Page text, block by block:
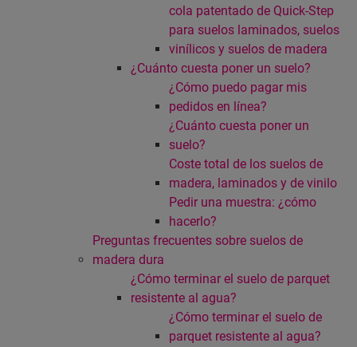
cola patentado de Quick-Step
para suelos laminados, suelos
vinílicos y suelos de madera
¿Cuánto cuesta poner un suelo?
¿Cómo puedo pagar mis
pedidos en línea?
¿Cuánto cuesta poner un
suelo?
Coste total de los suelos de
madera, laminados y de vinilo
Pedir una muestra: ¿cómo
hacerlo?
Preguntas frecuentes sobre suelos de
madera dura
¿Cómo terminar el suelo de parquet
resistente al agua?
¿Cómo terminar el suelo de
parquet resistente al agua?